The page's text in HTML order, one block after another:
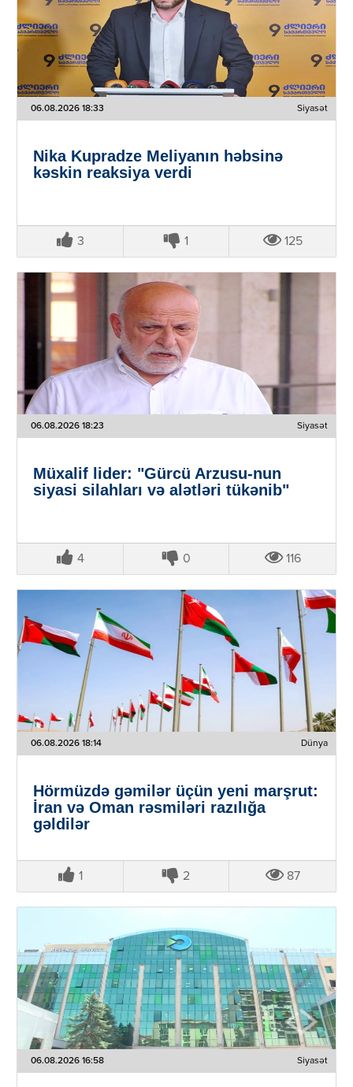
06.08.2026 18:33 Siyasət
Nika Kupradze Meliyanın həbsinə
kəskin reaksiya verdi
3 1 125
06.08.2026 18:23 Siyasət
Müxalif lider: "Gürcü Arzusu-nun
siyasi silahları və alətləri tükənib"
4 0 116
06.08.2026 18:14 Dünya
Hörmüzdə gəmilər üçün yeni marşrut:
İran və Oman rəsmiləri razılığa
gəldilər
1 2 87
06.08.2026 16:58 Siyasət